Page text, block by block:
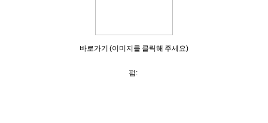
바로가기 (이미지를 클릭해 주세요)
펌: